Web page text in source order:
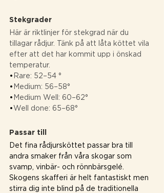
Stekgrader
Här är riktlinjer för stekgrad när du
tillagar rådjur. Tänk på att låta köttet vila
efter att det har kommit upp i önskad
temperatur.
• Rare: 52–54 °
• Medium: 56–58°
• Medium Well: 60–62°
•Well done: 65–68°
Passar till
Det fina rådjursköttet passar bra till
andra smaker från våra skogar som
svamp, vinbär- och rönnbärsgelé.
Skogens skafferi är helt fantastiskt men
stirra dig inte blind på de traditionella